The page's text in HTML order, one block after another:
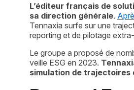
L’éditeur français de
sa direction générale.
Tennaxia surfe sur une
reporting et de pilotage
Le groupe a proposé de
veille ESG en 2023.
simulation de trajectoires